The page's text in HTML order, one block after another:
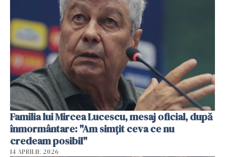
Familia lui Mircea Lucescu, mesaj oficial, după
înmormântare: "Am simțit ceva ce nu
credeam posibil"
14 APRILIE 2026